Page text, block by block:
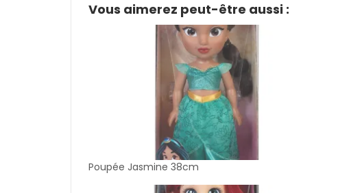
Vous aimerez peut-être aussi :
Poupée Jasmine 38cm